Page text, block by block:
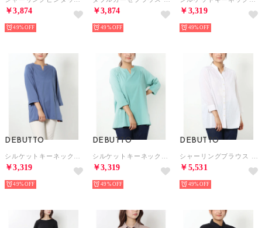
￥3,874
49%
￥3,874
49%
￥3,319
49%
DEBUTTO
￥3,319
49%
DEBUTTO
￥3,319
49%
DEBUTTO
￥5,531
49%